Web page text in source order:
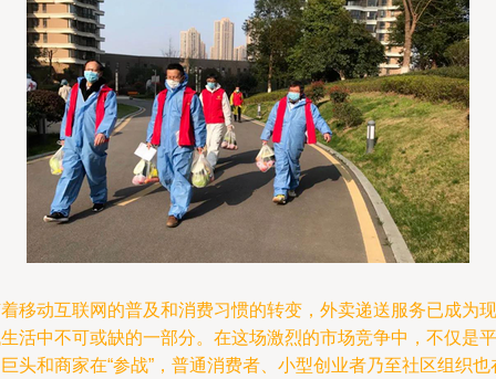
移动互联网的普及和消费习惯的转变，外卖递送服务已成为现
活中不可或缺的一部分。在这场激烈的市场竞争中，不仅是平
头和商家在“参战”，普通消费者、小型创业者乃至社区组织也